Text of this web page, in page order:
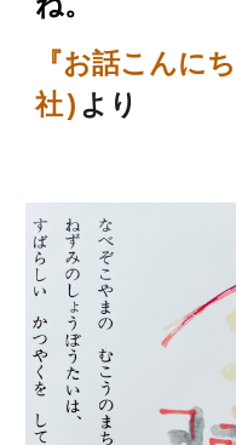
『お話こんにち
社) より